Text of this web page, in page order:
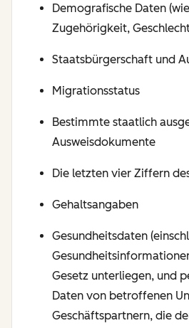
Demografische Daten
Zugehörigkeit,
Staatsbürgerschaft und
Migrationsstatus
Bestimmte staatlich
Ausweisdokumente
Die letzten vier Ziffern
Gehaltsangaben
Gesundheitsdaten
Gesetz unterliegen, und
Daten von betroffenen
Geschäftspartnern, die